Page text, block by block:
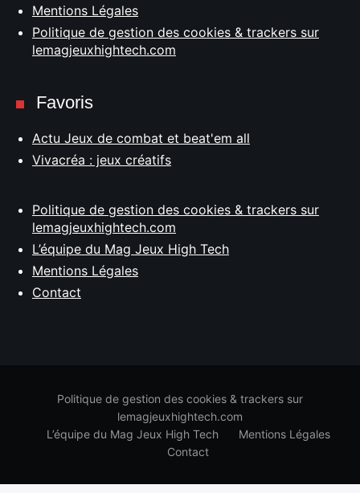
Mentions Légales
Politique de gestion des cookies & trackers sur
lemagjeuxhightech.com
Favoris
Actu Jeux de combat et beat'em all
Vivacréa : jeux créatifs
Politique de gestion des cookies & trackers sur
lemagjeuxhightech.com
L’équipe du Mag Jeux High Tech
Mentions Légales
Contact
Politique de gestion des cookies & trackers sur
lemagjeuxhightech.com
L’équipe du Mag Jeux High Tech
Mentions Légales
Contact